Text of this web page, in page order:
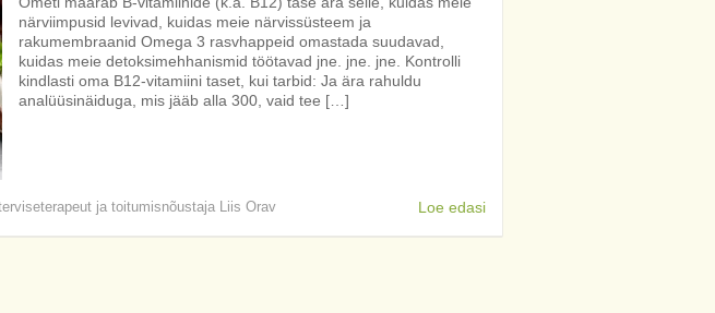
närviimpusid levivad, kuidas meie närvissüsteem ja
rakumembraanid Omega 3 rasvhappeid omastada suudavad,
kuidas meie detoksimehhanismid töötavad jne. jne. jne. Kontrolli
kindlasti oma B12-vitamiini taset, kui tarbid: Ja ära rahuldu
analüüsinäiduga, mis jääb alla 300, vaid tee […]
ja toitumisnõustaja Liis Orav Loe edasi